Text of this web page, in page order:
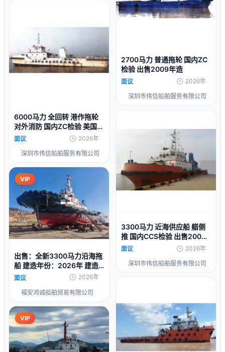
6000马力 全回转 港作拖轮
对外消防 国内ZC检验 美国通
用汽车主机 出售1981年造
面议 2026年
深圳市伟信船舶服务有限公司
VIP
出售：全新3300马力沿海拖
船 建造年份：2026年 建造
地址：中国
面议 2026年
福安鸿诚船舶贸易有限公司
VIP
2700马力 普通拖轮 国内ZC
检验 出售2009年造
面议 2026年
深圳市伟信船舶服务有限公司
3300马力 近海供应船 艏侧
推 国内CCS检验 出售2009
年造
面议 2026年
深圳市伟信船舶服务有限公司